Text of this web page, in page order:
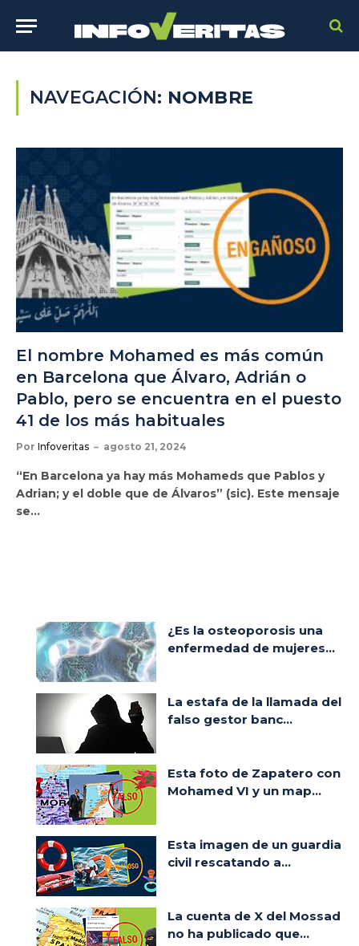
NAVEGACIÓN: NOMBRE
El nombre Mohamed es más común
en Barcelona que Álvaro, Adrián o
Pablo, pero se encuentra en el puesto
41 de los más habituales
Por Infoveritas agosto 21, 2024
“En Barcelona ya hay más Mohameds que Pablos y
Adrian; y el doble que de Álvaros” (sic). Este mensaje
se…
¿Es la osteoporosis una
enfermedad de mujeres...
La estafa de la llamada del
falso gestor banc...
Esta foto de Zapatero con
Mohamed VI y un map...
Esta imagen de un guardia
civil rescatando a...
La cuenta de X del Mossad
no ha publicado que...